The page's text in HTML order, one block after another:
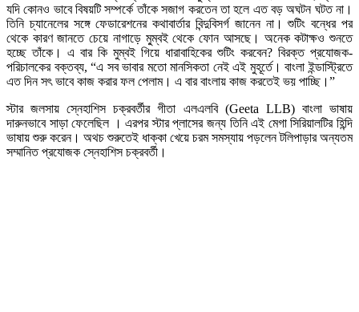
যদি কোনও ভাবে বিষয়টি সম্পর্কে তাঁকে সজাগ করতেন তা হলে এত বড় অঘটন ঘটত না।
তিনি চ্যানেলের সঙ্গে ফেডারেশনের কথাবার্তার বিন্দুবিসর্গ জানেন না। শুটিং বন্ধের পর
থেকে কারণ জানতে চেয়ে নাগাড়ে মু্ম্বই থেকে ফোন আসছে। অনেক কটাক্ষও শুনতে
হচ্ছে তাঁকে। এ বার কি মুম্বই গিয়ে ধারাবাহিকের শুটিং করবেন? বিরক্ত প্রযোজক-
পরিচালকের বক্তব্য, “এ সব ভাবার মতো মানসিকতা নেই এই মুহূর্তে। বাংলা ইন্ডাস্ট্রিতে
এত দিন সৎ ভাবে কাজ করার ফল পেলাম। এ বার বাংলায় কাজ করতেই ভয় পাচ্ছি।”
স্টার জলসায় স্নেহাশিস চক্রবর্তীর গীতা এলএলবি (Geeta LLB) বাংলা ভাষায়
দারুনভাবে সাড়া ফেলেছিল । এরপর স্টার প্লাসের জন্য তিনি এই মেগা সিরিয়ালটির হিন্দি
ভাষায় শুরু করেন। অথচ শুরুতেই ধাক্কা খেয়ে চরম সমস্যায় পড়লেন টলিপাড়ার অন্যতম
সম্মানিত প্রযোজক স্নেহাশিস চক্রবর্তী।